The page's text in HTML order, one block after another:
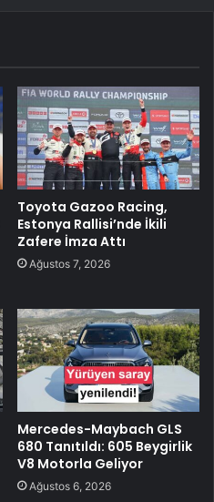
Toyota Gazoo Racing,
Estonya Rallisi’nde İkili
Zafere İmza Attı
Ağustos 7, 2026
Mercedes-Maybach GLS
680 Tanıtıldı: 605 Beygirlik
V8 Motorla Geliyor
Ağustos 6, 2026